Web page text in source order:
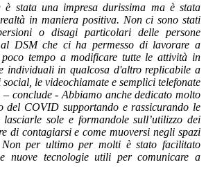
è stata una impresa durissima ma è stata
in maniera positiva. Non ci sono stati
o disagi particolari delle persone
al DSM che ci ha permesso di lavorare a
tempo a modificare tutte le attività in
individuali in qualcosa d'altro replicabile a
le videochiamate e semplici telefonate
conclude - Abbiamo anche dedicato molto
del COVID supportando e rassicurando le
lasciarle sole e formandole sull’utilizzo dei
di contagiarsi e come muoversi negli spazi
per ultimo per molti è stato facilitato
nuove tecnologie utili per comunicare a